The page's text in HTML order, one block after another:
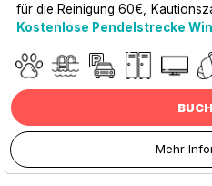
für die Reinigung 60€
Kostenlose Pendelstrecke
Mehr